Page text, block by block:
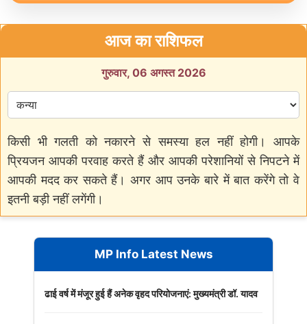
आज का राशिफल
गुरुवार, 06 अगस्त 2026
किसी भी गलती को नकारने से समस्या हल नहीं होगी। आपके
प्रियजन आपकी परवाह करते हैं और आपकी परेशानियों से निपटने में
आपकी मदद कर सकते हैं। अगर आप उनके बारे में बात करेंगे तो वे
इतनी बड़ी नहीं लगेंगी।
MP Info Latest News
ढाई वर्ष में मंजूर हुई हैं अनेक वृहद परियोजनाएं: मुख्यमंत्री डॉ. यादव